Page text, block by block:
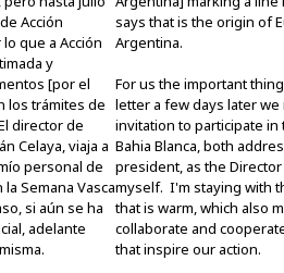
Acción
que a Acción
y
[por el
los trámites de
director de
Celaya, viaja a
personal de
Semana Vasca
si aún se ha
adelante
says that is the origin of
Argentina.
For us the important
letter a few days later
invitation to participate in
Bahia Blanca, both
president, as the
myself. I'm staying with
that is warm, which also
collaborate and
that inspire our action.